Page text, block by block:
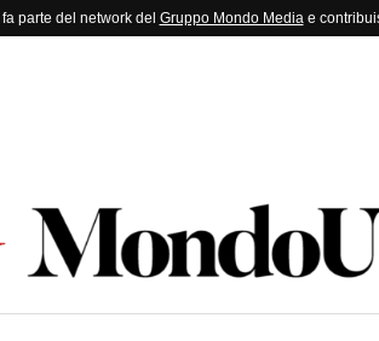
parte del network del Gruppo Mondo Mediae